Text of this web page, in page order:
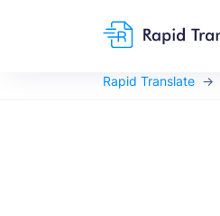
Rapid Translate